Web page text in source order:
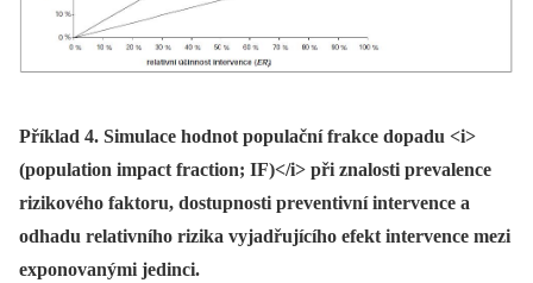
Příklad 4. Simulace hodnot populační frakce dopadu <i>
(population impact fraction; IF)</i> při znalosti prevalence
rizikového faktoru, dostupnosti preventivní intervence a
odhadu relativního rizika vyjadřujícího efekt intervence mezi
exponovanými jedinci.